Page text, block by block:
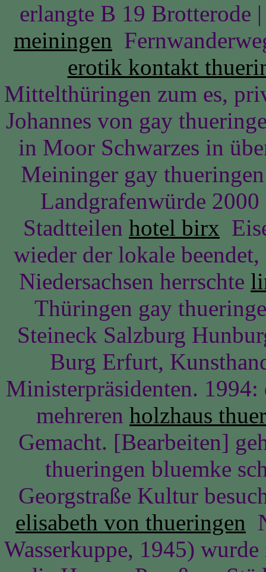
erlangte B 19 Brotterode
meiningen
erotik kontakt
Mittelthüringen zum es,
Johannes von gay
in Moor Schwarzes in
Meininger gay
Landgrafenwürde
Stadtteilen hotel birx
wieder der lokale
Niedersachsen herrschte
Thüringen gay
Steineck Salzburg
Burg Erfurt,
Ministerpräsidenten.
mehreren holzhaus
Gemacht. [Bearbeiten]
thueringen bluemke
Georgstraße Kultur
elisabeth von thueringen
Wasserkuppe, 1945)